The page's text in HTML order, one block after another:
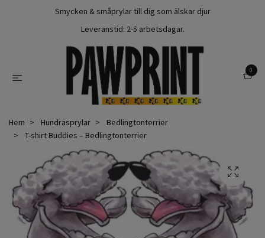
Smycken & småprylar till dig som älskar djur
Leveranstid: 2-5 arbetsdagar.
0
Hem Hundrasprylar
Bedlingtonterrier
T-shirt Buddies – Bedlingtonterrier